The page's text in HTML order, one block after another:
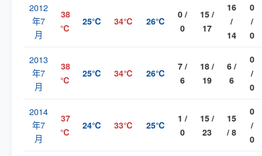
2012
年7
月
38
℃
25℃ 34℃ 26℃
0 /
0
15 /
17
16
/
14
0
/
0
2013
年7
月
38
℃
25℃ 34℃ 26℃
7 /
6
18 /
19
6 /
6
0
/
0
2014
年7
月
37
℃
24℃ 33℃ 25℃
1 /
0
15 /
23
15
/ 8
0
/
0